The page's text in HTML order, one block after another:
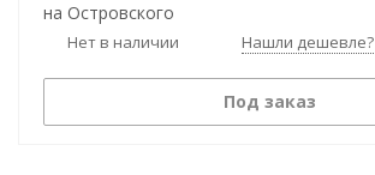
на Островского
Нет в наличии Нашли дешевле?
Под заказ